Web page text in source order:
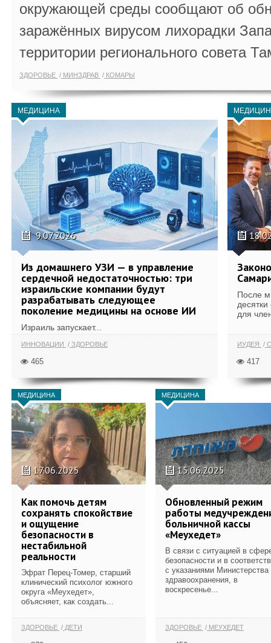
окружающей среды сообщают об
заражённых вирусом лихорадки
территории регионального совета
ЗДОРОВЬЕ МИНЗДРАВ КОМАРЫ
МЕДИЦИНА
9.07.2026
Из домашнего УЗИ — в управление
сердечной недостаточностью: три
израильские компании будут
разрабатывать следующее
поколение медицины на основе ИИ
Израиль запускает...
ИННОВАЦИИ ЗДОРОВЬЕ
465
После
для
ИУДЕЯ
417
МЕДИЦИНА
17.06.2025
Как помочь детям
сохранять спокойствие
и ощущение
безопасности в
нестабильной
реальности
Эфрат Перец-Томер, старший
клинический психолог южного
округа «Меухедет»,
объясняет, как создать...
ЗДОРОВЬЕ ДЕТИ
МЕДИЦИНА
15.06.2025
Обновленный режим
работы
больничной кассы
«Меухедет»
В связи с ситуацией в
безопасности и в
с указаниями Министерства
здравоохранения, в
воскресенье...
ЗДОРОВЬЕ МЕУХЕДЕТ